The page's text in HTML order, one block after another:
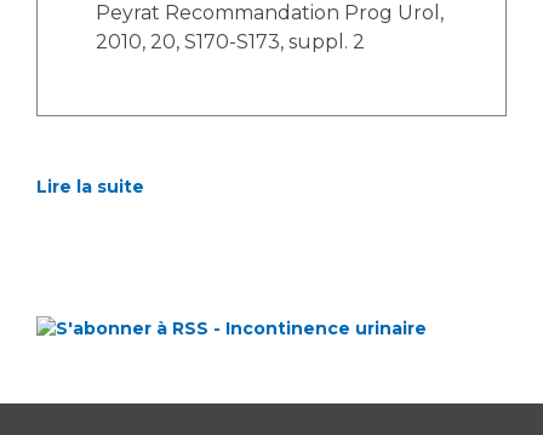
Peyrat Recommandation Prog Urol,
2010, 20, S170-S173, suppl. 2
Lire la suite